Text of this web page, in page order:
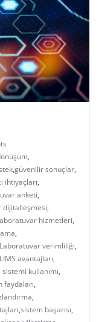
,
,güvenilir sonuçlar,
ihtiyaçları,
anketi,
dijitalleşmesi,
hizmetleri,
,
Laboratuvar verimliliği,
LIMS avantajları,
sistemi kullanımı,
faydaları,
,
,sistem başarısı,